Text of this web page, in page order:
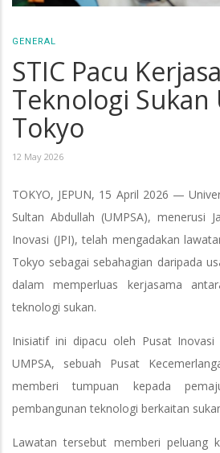
GENERAL
STIC Pacu
Teknologi Sukan
Tokyo
12 May 2026
TOKYO, JEPUN, 15 April 2026 —
Sultan Abdullah (UMPSA), menerusi
Inovasi (JPI), telah mengadakan
Tokyo sebagai sebahagian daripada
dalam memperluas kerjasama
teknologi sukan.
Inisiatif ini dipacu oleh Pusat Inovasi
UMPSA, sebuah Pusat
memberi tumpuan kepada
pembangunan teknologi berkaitan
Lawatan tersebut memberi peluang